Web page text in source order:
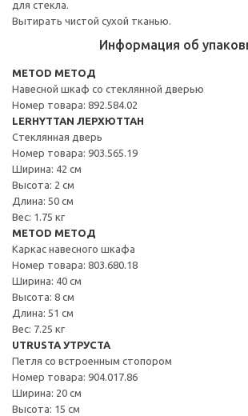
для стекла.
Вытирать чистой сухой тканью.
Информация об
METOD МЕТОД
Навесной шкаф со стеклянной дверью
Номер товара: 892.584.02
LERHYTTAN ЛЕРХЮТТАН
Стеклянная дверь
Номер товара: 903.565.19
Ширина: 42 см
Высота: 2 см
Длина: 50 см
Вес: 1.75 кг
METOD МЕТОД
Каркас навесного шкафа
Номер товара: 803.680.18
Ширина: 40 см
Высота: 8 см
Длина: 51 см
Вес: 7.25 кг
UTRUSTA УТРУСТА
Петля со встроенным стопором
Номер товара: 904.017.86
Ширина: 20 см
Высота: 15 см